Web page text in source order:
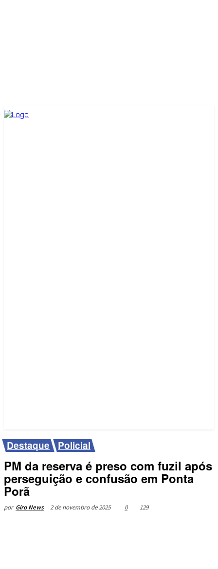
Destaque Policial
PM da reserva é preso com fuzil após
perseguição e confusão em Ponta
Porã
por Giro News 2 de novembro de 2025 0 129